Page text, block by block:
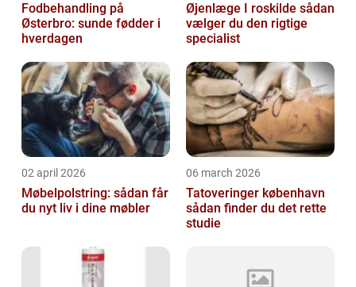
Fodbehandling på
Østerbro: sunde fødder i
hverdagen
Øjenlæge I roskilde sådan
vælger du den rigtige
specialist
02 april 2026
Møbelpolstring: sådan får
du nyt liv i dine møbler
06 march 2026
Tatoveringer københavn
sådan finder du det rette
studie